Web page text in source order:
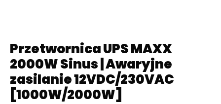
Przetwornica UPS MAXX
2000W Sinus | Awaryjne
zasilanie 12VDC/230VAC
[1000W/2000W]